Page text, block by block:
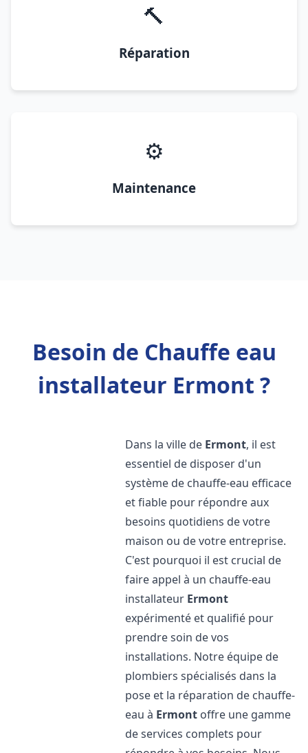
🔨
Réparation
⚙️
Maintenance
Besoin de Chauffe eau
installateur Ermont ?
Dans la ville de Ermont, il est
essentiel de disposer d'un
système de chauffe-eau efficace
et fiable pour répondre aux
besoins quotidiens de votre
maison ou de votre entreprise.
C'est pourquoi il est crucial de
faire appel à un chauffe-eau
installateur Ermont
expérimenté et qualifié pour
prendre soin de vos
installations. Notre équipe de
plombiers spécialisés dans la
pose et la réparation de chauffe-
eau à Ermont offre une gamme
de services complets pour